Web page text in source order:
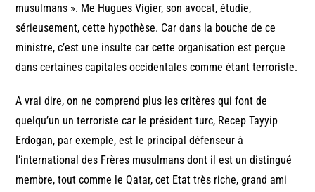
musulmans ». Me Hugues Vigier, son avocat, étudie,
sérieusement, cette hypothèse. Car dans la bouche de ce
ministre, c’est une insulte car cette organisation est perçue
dans certaines capitales occidentales comme étant terroriste.
A vrai dire, on ne comprend plus les critères qui font de
quelqu’un un terroriste car le président turc, Recep Tayyip
Erdogan, par exemple, est le principal défenseur à
l’international des Frères musulmans dont il est un distingué
membre, tout comme le Qatar, cet Etat très riche, grand ami